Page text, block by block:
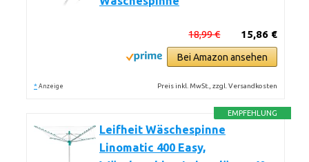
15,86 €
18,99 €
Bei Amazon ansehen
* Anzeige Preis inkl. MwSt., zzgl. Versandkosten
EMPFEHLUNG
Leifheit Wäschespinne
Linomatic 400 Easy,